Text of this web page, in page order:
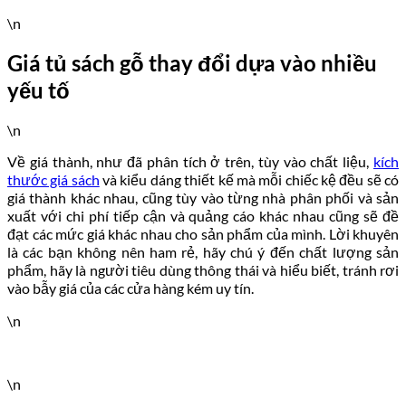
\n
Giá tủ sách gỗ thay đổi dựa vào nhiều
yếu tố
\n
Về giá thành, như đã phân tích ở trên, tùy vào chất liệu, kích
thước giá sách và kiểu dáng thiết kế mà mỗi chiếc kệ đều sẽ có
giá thành khác nhau, cũng tùy vào từng nhà phân phối và sản
xuất với chi phí tiếp cận và quảng cáo khác nhau cũng sẽ đề
đạt các mức giá khác nhau cho sản phẩm của mình. Lời khuyên
là các bạn không nên ham rẻ, hãy chú ý đến chất lượng sản
phẩm, hãy là người tiêu dùng thông thái và hiểu biết, tránh rơi
vào bẫy giá của các cửa hàng kém uy tín.
\n
\n